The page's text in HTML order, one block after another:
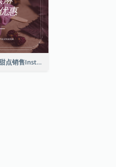
紫色冰淇淋照片甜点销售Instagram帖子